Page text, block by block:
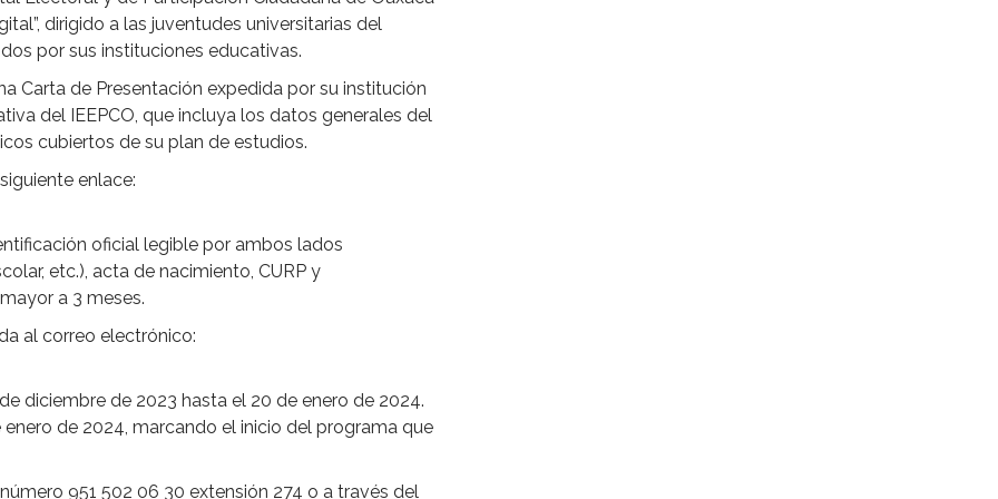
dirigido a las juventudes universitarias del
por sus instituciones educativas.
Carta de Presentación expedida por su institución
del IEEPCO, que incluya los datos generales del
cubiertos de su plan de estudios.
enlace:
oficial legible por ambos lados
etc.), acta de nacimiento, CURP y
a 3 meses.
al correo electrónico:
diciembre de 2023 hasta el 20 de enero de 2024.
de 2024, marcando el inicio del programa que
951 502 06 30 extensión 274 o a través del